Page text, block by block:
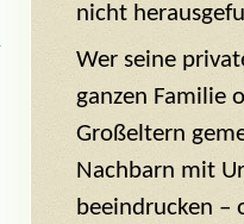
nicht
Wer seine
ganzen Familie
Großeltern
Nachbarn mit
beeindrucken –